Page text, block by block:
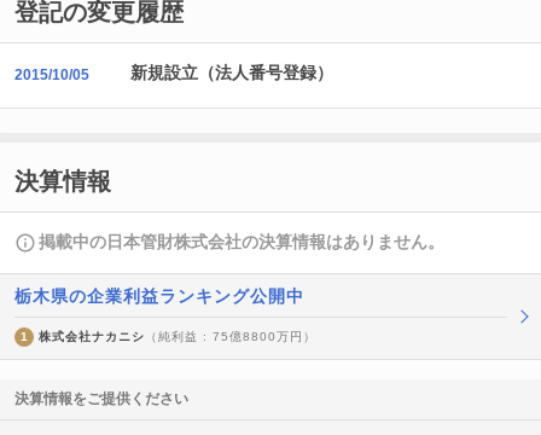
登記の変更履歴
2015/10/05 新規設立（法人番号登録）
決算情報
掲載中の日本管財株式会社の決算情報はありません。
栃木県の企業利益ランキング公開中
1 株式会社ナカニシ （純利益 : 75億8800万円）
決算情報をご提供ください